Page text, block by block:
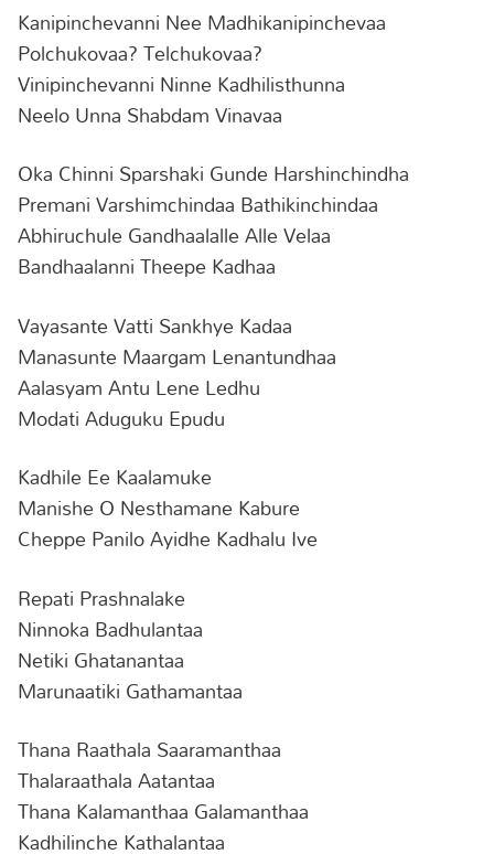
Kanipinchevanni Nee Madhikanipinchevaa
Polchukovaa? Telchukovaa?
Vinipinchevanni Ninne Kadhilisthunna
Neelo Unna Shabdam Vinavaa
Oka Chinni Sparshaki Gunde Harshinchindha
Premani Varshimchindaa Bathikinchindaa
Abhiruchule Gandhaalalle Alle Velaa
Bandhaalanni Theepe Kadhaa
Vayasante Vatti Sankhye Kadaa
Manasunte Maargam Lenantundhaa
Aalasyam Antu Lene Ledhu
Modati Aduguku Epudu
Kadhile Ee Kaalamuke
Manishe O Nesthamane Kabure
Cheppe Panilo Ayidhe Kadhalu Ive
Repati Prashnalake
Ninnoka Badhulantaa
Netiki Ghatanantaa
Marunaatiki Gathamantaa
Thana Raathala Saaramanthaa
Thalaraathala Aatantaa
Thana Kalamanthaa Galamanthaa
Kadhilinche Kathalantaa